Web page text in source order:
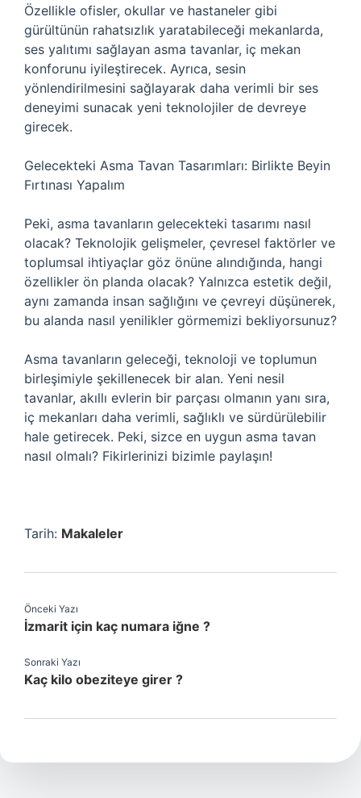
Özellikle ofisler, okullar ve hastaneler gibi
gürültünün rahatsızlık yaratabileceği mekanlarda,
ses yalıtımı sağlayan asma tavanlar, iç mekan
konforunu iyileştirecek. Ayrıca, sesin
yönlendirilmesini sağlayarak daha verimli bir ses
deneyimi sunacak yeni teknolojiler de devreye
girecek.
Gelecekteki Asma Tavan Tasarımları: Birlikte Beyin
Fırtınası Yapalım
Peki, asma tavanların gelecekteki tasarımı nasıl
olacak? Teknolojik gelişmeler, çevresel faktörler ve
toplumsal ihtiyaçlar göz önüne alındığında, hangi
özellikler ön planda olacak? Yalnızca estetik değil,
aynı zamanda insan sağlığını ve çevreyi düşünerek,
bu alanda nasıl yenilikler görmemizi bekliyorsunuz?
Asma tavanların geleceği, teknoloji ve toplumun
birleşimiyle şekillenecek bir alan. Yeni nesil
tavanlar, akıllı evlerin bir parçası olmanın yanı sıra,
iç mekanları daha verimli, sağlıklı ve sürdürülebilir
hale getirecek. Peki, sizce en uygun asma tavan
nasıl olmalı? Fikirlerinizi bizimle paylaşın!
Tarih: Makaleler
Önceki Yazı
İzmarit için kaç numara iğne ?
Sonraki Yazı
Kaç kilo obeziteye girer ?